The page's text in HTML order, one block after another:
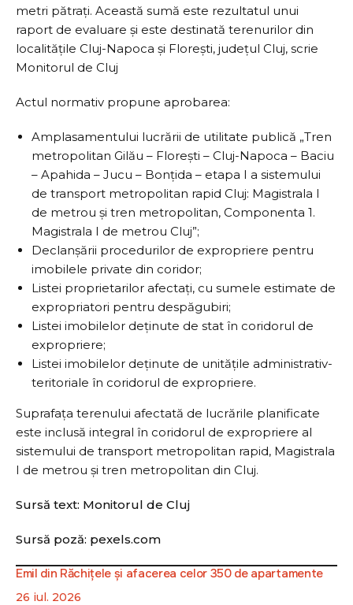
metri pătrați. Această sumă este rezultatul unui
raport de evaluare și este destinată terenurilor din
localitățile Cluj-Napoca și Florești, județul Cluj, scrie
Monitorul de Cluj
Actul normativ propune aprobarea:
Amplasamentului lucrării de utilitate publică „Tren
metropolitan Gilău – Florești – Cluj-Napoca – Baciu
– Apahida – Jucu – Bonțida – etapa I a sistemului
de transport metropolitan rapid Cluj: Magistrala I
de metrou și tren metropolitan, Componenta 1.
Magistrala I de metrou Cluj”;
Declanșării procedurilor de expropriere pentru
imobilele private din coridor;
Listei proprietarilor afectați, cu sumele estimate de
expropriatori pentru despăgubiri;
Listei imobilelor deținute de stat în coridorul de
expropriere;
Listei imobilelor deținute de unitățile administrativ-
teritoriale în coridorul de expropriere.
Suprafața terenului afectată de lucrările planificate
este inclusă integral în coridorul de expropriere al
sistemului de transport metropolitan rapid, Magistrala
I de metrou și tren metropolitan din Cluj.
Sursă text: Monitorul de Cluj
Sursă poză: pexels.com
Emil din Răchițele și afacerea celor 350 de apartamente
26 iul. 2026